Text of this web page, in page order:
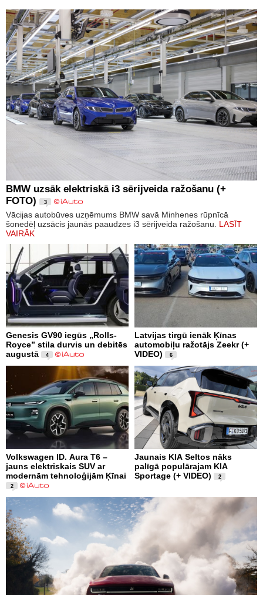
BMW uzsāk elektriskā i3 sērijveida ražošanu (+
FOTO)
3
Vācijas autobūves uzņēmums BMW savā Minhenes rūpnīcā
šonedēļ uzsācis jaunās paaudzes i3 sērijveida ražošanu. LASĪT
VAIRĀK
Genesis GV90 iegūs „Rolls-
Royce” stila durvis un debitēs
augustā
4
Latvijas tirgū ienāk Ķīnas
automobiļu ražotājs Zeekr (+
VIDEO)
6
Volkswagen ID. Aura T6 –
jauns elektriskais SUV ar
modernām tehnoloģijām Ķīnai
2
Jaunais KIA Seltos nāks
palīgā populārajam KIA
Sportage (+ VIDEO)
2